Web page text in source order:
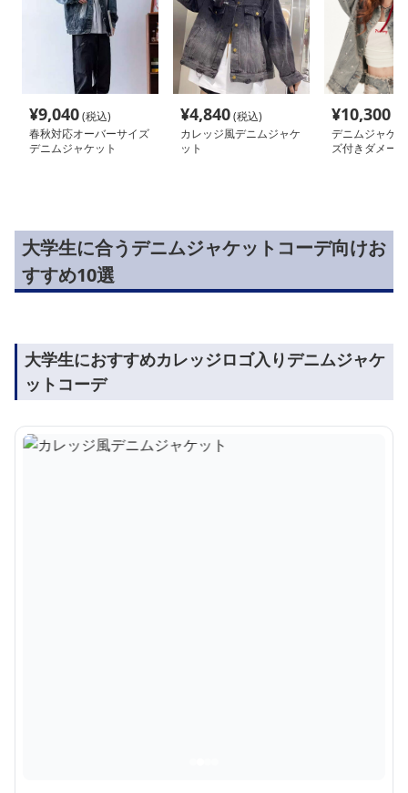
¥9,040(税込)
春秋対応オーバーサイズ
デニムジャケット
¥4,840(税込)
カレッジ風デニムジャケ
ット
¥10,300
デニムジャケ
ズ付きダメー
大学生に合うデニムジャケットコーデ向けお
すすめ10選
大学生におすすめカレッジロゴ入りデニムジャケ
ットコーデ